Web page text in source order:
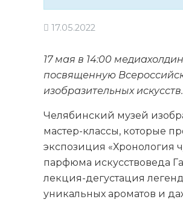
17.05.2022
17 мая в 14:00
посвященную
изобразительных искусств.
Челябинский музей
мастер-классы, которые
экспозиция «Хронология
парфюма искусствоведа
лекция-дегустация
уникальных ароматов и